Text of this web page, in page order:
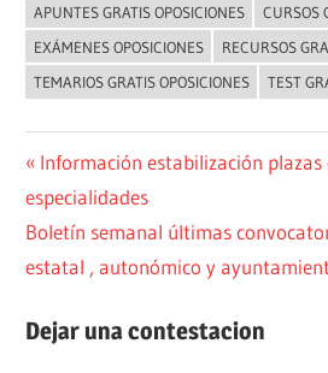
NOVEDADES
APUNTES GRATIS OPOSICIONES
CURSOS
EXÁMENES OPOSICIONES
RECURSOS
TEMARIOS GRATIS OPOSICIONES
TEST
Navegación
de
entradas
Entrada
anterior:
Información estabilización plazas
especialidades
Siguiente
entrada:
Boletín semanal últimas
estatal , autonómico y
Dejar una contestacion